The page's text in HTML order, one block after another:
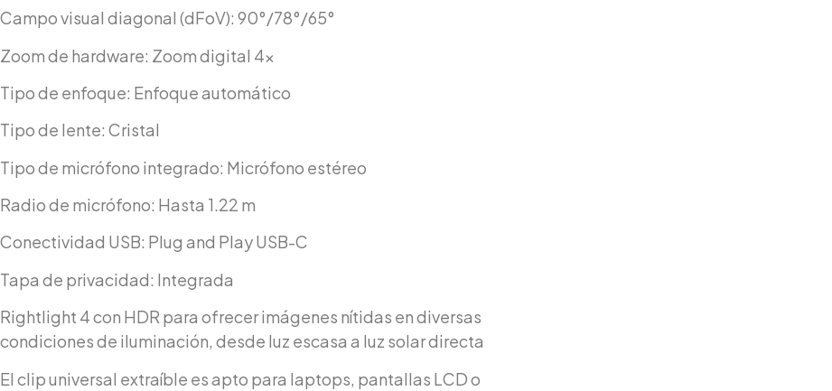
Campo visual diagonal (dFoV): 90°/78°/65°
Zoom de hardware: Zoom digital 4x
Tipo de enfoque: Enfoque automático
Tipo de lente: Cristal
Tipo de micrófono integrado: Micrófono estéreo
Radio de micrófono: Hasta 1.22 m
Conectividad USB: Plug and Play USB-C
Tapa de privacidad: Integrada
Rightlight 4 con HDR para ofrecer imágenes nítidas en diversas
condiciones de iluminación, desde luz escasa a luz solar directa
El clip universal extraíble es apto para laptops, pantallas LCD o